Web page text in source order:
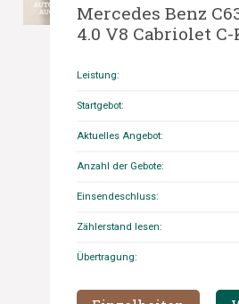
Mercedes Benz
4.0 V8 Cabriolet
DL.
Leistung:
Startgebot:
Aktuelles Angebot:
Anzahl der Gebote:
Einsendeschluss:
Zählerstand lesen:
Übertragung: